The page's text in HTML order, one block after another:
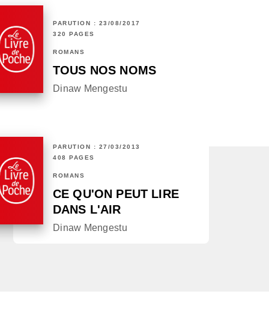
PARUTION : 23/08/2017
320 PAGES
ROMANS
TOUS NOS NOMS
Dinaw Mengestu
PARUTION : 27/03/2013
408 PAGES
ROMANS
CE QU'ON PEUT LIRE
DANS L'AIR
Dinaw Mengestu